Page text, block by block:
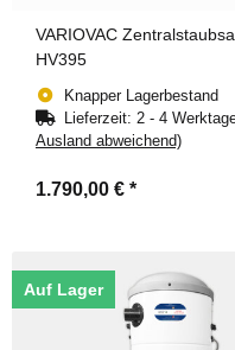
VARIOVAC
HV395
Knapper Lagerbestand
Lieferzeit: 2 - 4
Ausland abweichend)
1.790,00 € *
Auf Lager